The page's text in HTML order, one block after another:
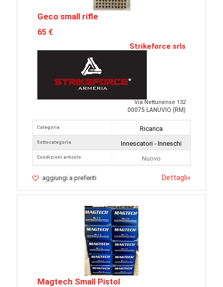
Geco small rifle
65 €
Strikeforce srls
Via Nettunense 132
00075 LANUVIO (RM)
Categoria
Sottocategoria
Condizioni articolo
Ricarica
Innescatori - Inneschi
Nuovo
aggiungi a preferiti Dettagli»
Magtech Small Pistol